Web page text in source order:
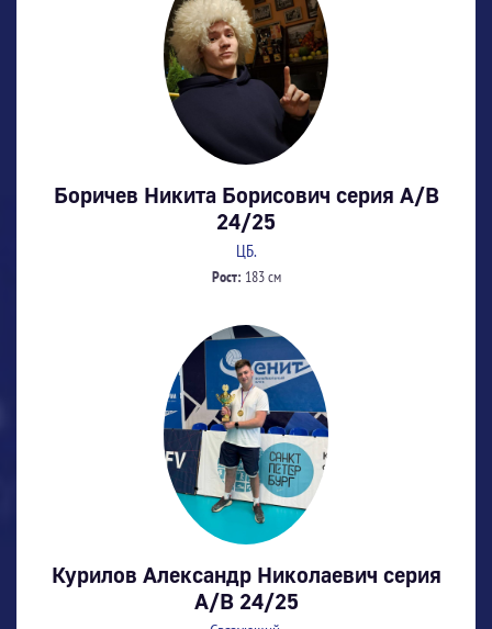
Боричев Никита Борисович серия А/В
24/25
ЦБ.
Рост: 183 см
Курилов Александр Николаевич серия
А/В 24/25